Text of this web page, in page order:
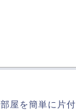
部屋を簡単に片